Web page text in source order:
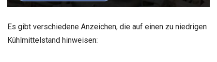
Es gibt verschiedene Anzeichen, die auf einen zu niedrigen
Kühlmittelstand hinweisen: